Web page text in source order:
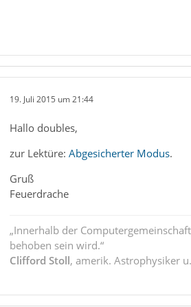
19. Juli 2015 um 21:44
Hallo doubles,
zur Lektüre: Abgesicherter Modus.
Gruß
Feuerdrache
„Innerhalb der
behoben sein wird.“
Clifford Stoll, amerik. Astrophysiker